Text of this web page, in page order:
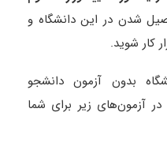
شدن در این دانشگاه و
کار شوید.
بدون آزمون دانشجو
آزمون‌های زیر برای شما